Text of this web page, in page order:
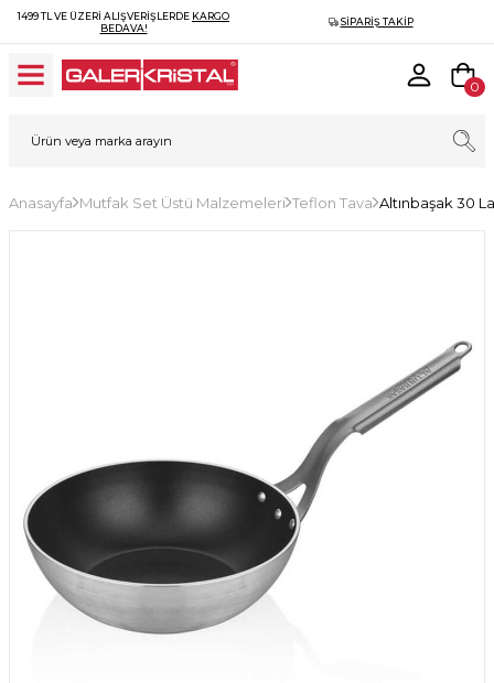
1499 TL VE ÜZERI ALIŞVERIŞLERDE KARGO
BEDAVA!
SIPARIŞ TAKIP
0
Anasayfa Mutfak Set Üstü Malzemeleri Teflon Tava Altınbaşak 30